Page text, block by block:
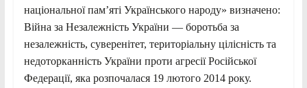
національної пам’яті Українського народу» визначено:
Війна за Незалежність України — боротьба за
незалежність, суверенітет, територіальну цілісність та
недоторканність України проти агресії Російської
Федерації, яка розпочалася 19 лютого 2014 року.